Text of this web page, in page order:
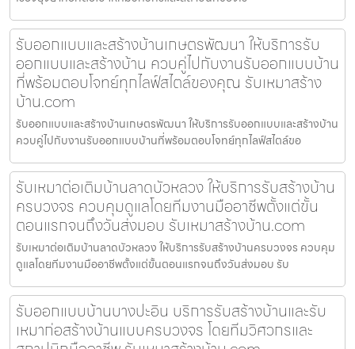
รับออกแบบและสร้างบ้านเกษตรพัฒนา ให้บริการรับ
ออกแบบและสร้างบ้าน ควบคู่ไปกับงานรับออกแบบบ้าน
ที่พร้อมตอบโจทย์ทุกไลฟ์สไตล์ของคุณ รับเหมาสร้าง
บ้าน.com
รับออกแบบและสร้างบ้านเกษตรพัฒนา ให้บริการรับออกแบบและสร้างบ้าน
ควบคู่ไปกับงานรับออกแบบบ้านที่พร้อมตอบโจทย์ทุกไลฟ์สไตล์ขอ
รับเหมาต่อเติมบ้านลาดบัวหลวง ให้บริการรับสร้างบ้าน
ครบวงจร ควบคุมดูแลโดยทีมงานมืออาชีพตั้งแต่ขั้น
ตอนแรกจนถึงวันส่งมอบ รับเหมาสร้างบ้าน.com
รับเหมาต่อเติมบ้านลาดบัวหลวง ให้บริการรับสร้างบ้านครบวงจร ควบคุม
ดูแลโดยทีมงานมืออาชีพตั้งแต่ขั้นตอนแรกจนถึงวันส่งมอบ รับ
รับออกแบบบ้านบางปะอิน บริการรับสร้างบ้านและรับ
เหมาก่อสร้างบ้านแบบครบวงจร โดยทีมวิศวกรและ